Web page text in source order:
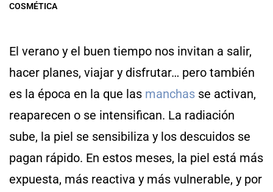
COSMÉTICA
El verano y el buen tiempo nos invitan a salir,
hacer planes, viajar y disfrutar… pero también
es la época en la que las manchas se activan,
reaparecen o se intensifican. La radiación
sube, la piel se sensibiliza y los descuidos se
pagan rápido. En estos meses, la piel está más
expuesta, más reactiva y más vulnerable, y por